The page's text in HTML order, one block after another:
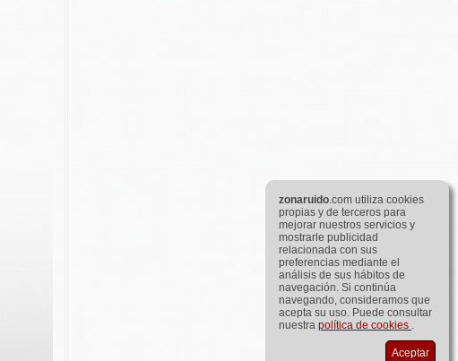
zonaruido.com utiliza cookies
propias y de terceros para
mejorar nuestros servicios y
mostrarle publicidad
relacionada con sus
preferencias mediante el
análisis de sus hábitos de
navegación. Si continúa
navegando, consideramos que
acepta su uso. Puede consultar
nuestra política de cookies .
Aceptar